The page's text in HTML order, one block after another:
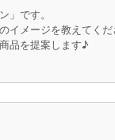
」です。
イメージを教えてくだ
品を提案します♪